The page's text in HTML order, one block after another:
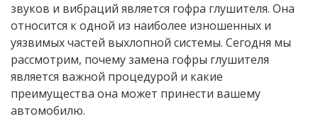
звуков и вибраций является гофра глушителя. Она
относится к одной из наиболее изношенных и
уязвимых частей выхлопной системы. Сегодня мы
рассмотрим, почему замена гофры глушителя
является важной процедурой и какие
преимущества она может принести вашему
автомобилю.